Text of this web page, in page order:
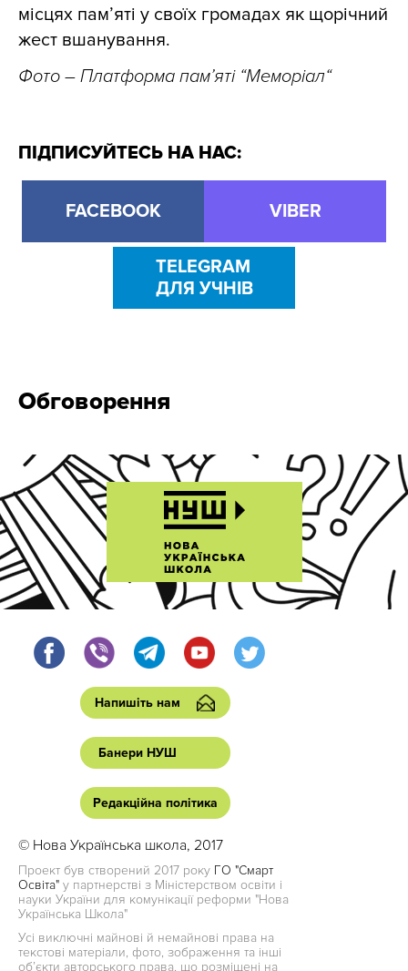
місцях пам’яті у своїх громадах як щорічний
жест вшанування.
Фото – Платформа пам’яті “Меморіал“
ПІДПИСУЙТЕСЬ НА НАС:
FACEBOOK VIBER
TELEGRAM
ДЛЯ УЧНІВ
Обговорення
Напишіть нам
Банери НУШ
Редакційна політика
© Нова Українська школа, 2017
Проект був створений 2017 року ГО "Смарт
Освіта" у партнерстві з Міністерством освіти і
науки України для комунікації реформи "Нова
Українська Школа"
Усі виключні майнові й немайнові права на
текстові матеріали, фото, зображення та інші
об’єкти авторського права, що розміщені на